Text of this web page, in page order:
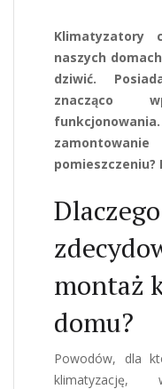
Klimatyzatory
naszych
dziwić.
znacząco
pomieszczeniu?
montaż
domu?
Powodów, dla
klimatyzację,